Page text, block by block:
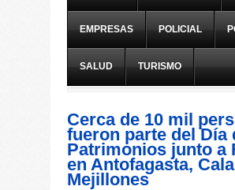
EMPRESAS POLICIAL
SALUD TURISMO
Cerca de 10 mil
fueron parte del Día
Patrimonios junto a
en Antofagasta,
Mejillones